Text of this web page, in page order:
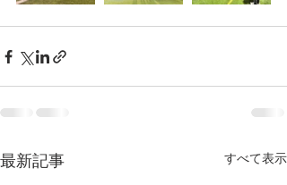
最新記事 すべて表示